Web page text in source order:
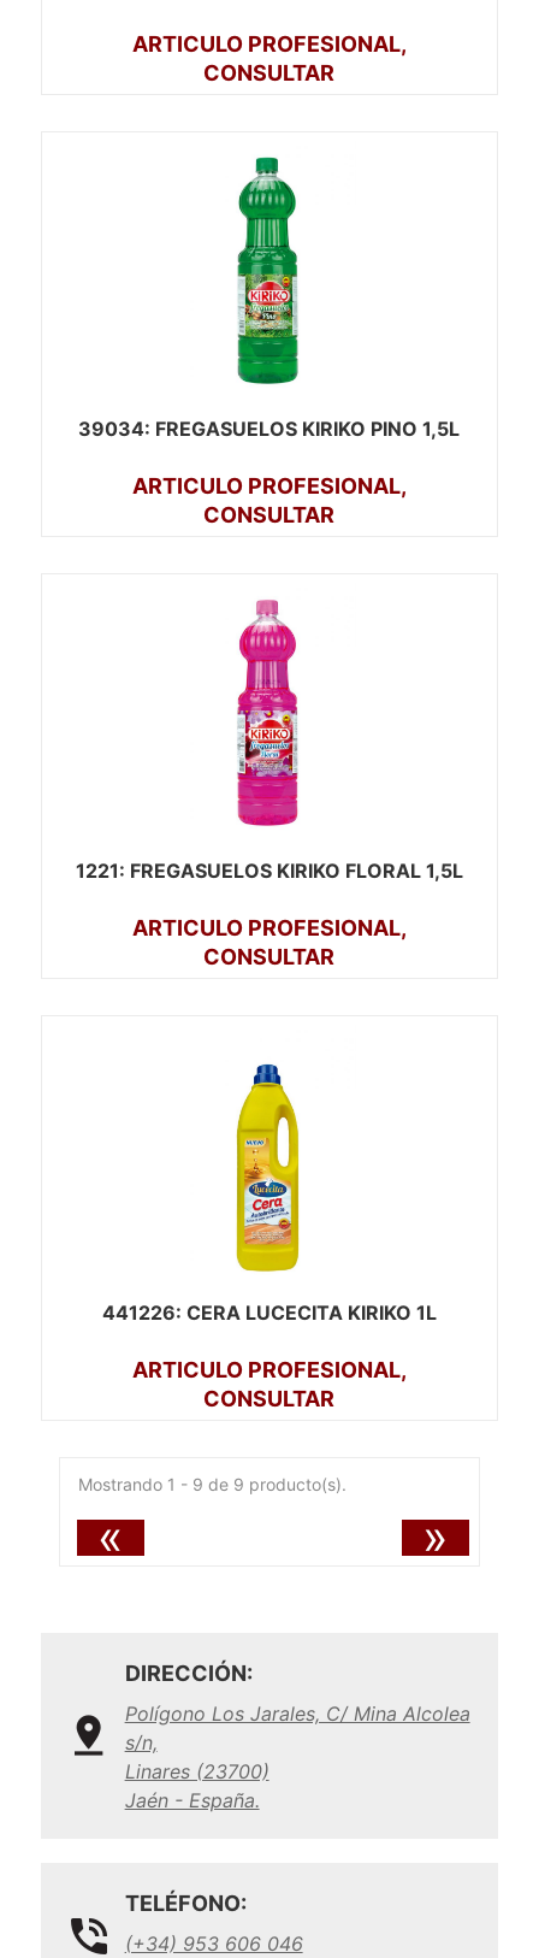
ARTICULO PROFESIONAL,
CONSULTAR
39034: FREGASUELOS KIRIKO PINO 1,5L
ARTICULO PROFESIONAL,
CONSULTAR
1221: FREGASUELOS KIRIKO FLORAL 1,5L
ARTICULO PROFESIONAL,
CONSULTAR
441226: CERA LUCECITA KIRIKO 1L
ARTICULO PROFESIONAL,
CONSULTAR
Mostrando 1 - 9 de 9 producto(s).
« »
DIRECCIÓN:
Polígono Los Jarales, C/ Mina Alcolea
s/n,
Linares (23700)
Jaén - España.
TELÉFONO:
(+34) 953 606 046